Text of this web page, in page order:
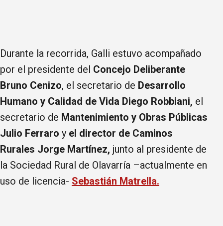
Durante la recorrida, Galli estuvo acompañado
por el presidente del Concejo Deliberante
Bruno Cenizo, el secretario de Desarrollo
Humano y Calidad de Vida Diego Robbiani, el
secretario de Mantenimiento y Obras Públicas
Julio Ferraro y el director de Caminos
Rurales Jorge Martínez, junto al presidente de
la Sociedad Rural de Olavarría –actualmente en
uso de licencia- Sebastián Matrella.